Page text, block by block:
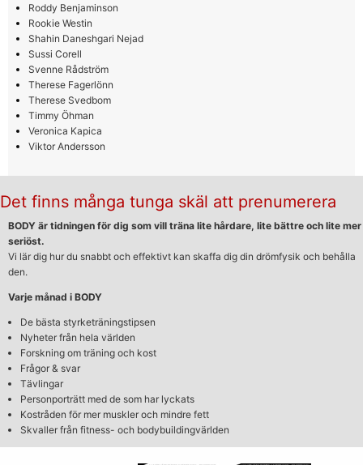
Roddy Benjaminson
Rookie Westin
Shahin Daneshgari Nejad
Sussi Corell
Svenne Rådström
Therese Fagerlönn
Therese Svedbom
Timmy Öhman
Veronica Kapica
Viktor Andersson
Det finns många tunga skäl att prenumerera
BODY är tidningen för dig som vill träna lite hårdare, lite bättre och lite mer
seriöst.
Vi lär dig hur du snabbt och effektivt kan skaffa dig din drömfysik och behålla
den.
Varje månad i BODY
De bästa styrketräningstipsen
Nyheter från hela världen
Forskning om träning och kost
Frågor & svar
Tävlingar
Personporträtt med de som har lyckats
Kostråden för mer muskler och mindre fett
Skvaller från fitness- och bodybuildingvärlden